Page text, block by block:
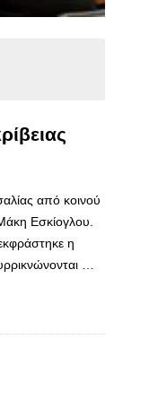
από κοινού
Εσκίογλου.
η
…